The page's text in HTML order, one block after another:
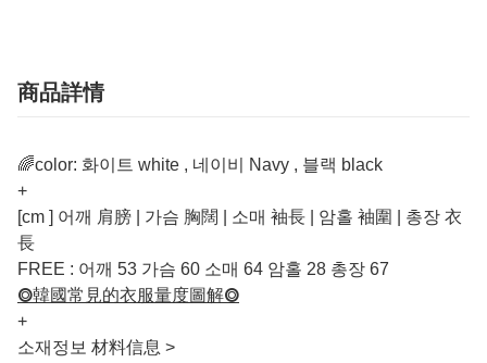
商品詳情
🌈color: 화이트 white , 네이비 Navy , 블랙 black
+
[cm ] 어깨 肩膀 | 가슴 胸闊 | 소매 袖長 | 암홀 袖圍 | 총장 衣
長
FREE : 어깨 53 가슴 60 소매 64 암홀 28 총장 67
⭗韓國常見的衣服量度圖解⭗
+
소재정보 材料信息 >